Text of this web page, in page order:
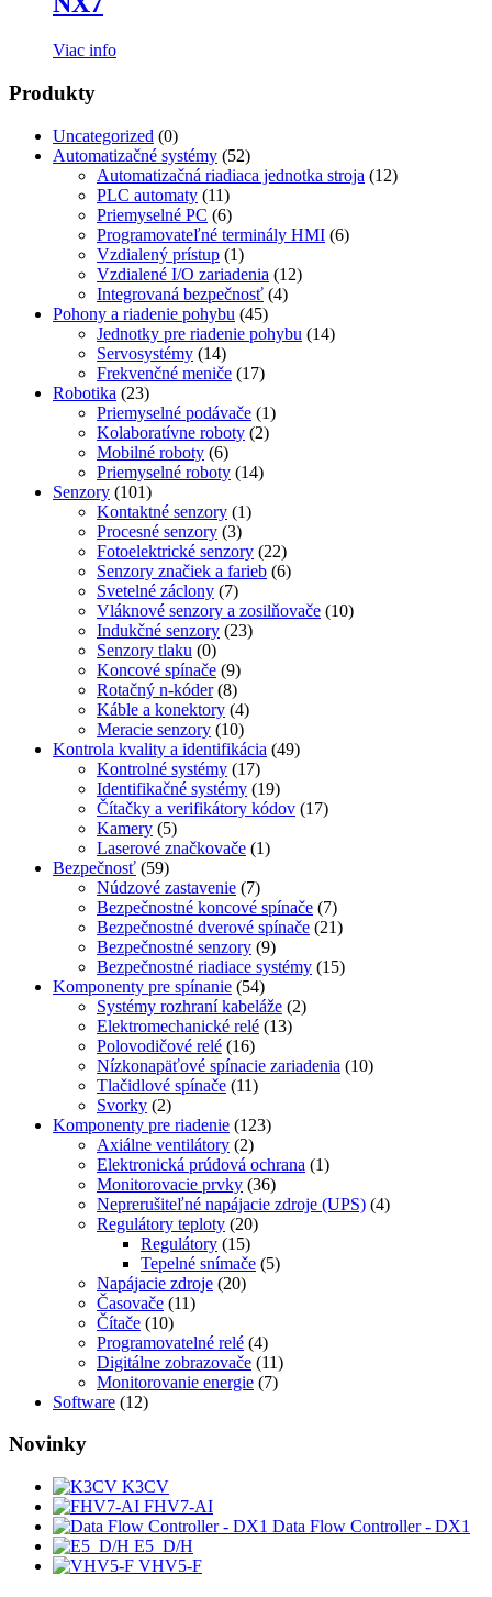
Viac info
Produkty
Uncategorized (0)
Automatizačné systémy (52)
Automatizačná riadiaca jednotka stroja (12)
PLC automaty (11)
Priemyselné PC (6)
Programovateľné terminály HMI (6)
Vzdialený prístup (1)
Vzdialené I/O zariadenia (12)
Integrovaná bezpečnosť (4)
Pohony a riadenie pohybu (45)
Jednotky pre riadenie pohybu (14)
Servosystémy (14)
Frekvenčné meniče (17)
Robotika (23)
Priemyselné podávače (1)
Kolaboratívne roboty (2)
Mobilné roboty (6)
Priemyselné roboty (14)
Senzory (101)
Kontaktné senzory (1)
Procesné senzory (3)
Fotoelektrické senzory (22)
Senzory značiek a farieb (6)
Svetelné záclony (7)
Vláknové senzory a zosilňovače (10)
Indukčné senzory (23)
Senzory tlaku (0)
Koncové spínače (9)
Rotačný n-kóder (8)
Káble a konektory (4)
Meracie senzory (10)
Kontrola kvality a identifikácia (49)
Kontrolné systémy (17)
Identifikačné systémy (19)
Čítačky a verifikátory kódov (17)
Kamery (5)
Laserové značkovače (1)
Bezpečnosť (59)
Núdzové zastavenie (7)
Bezpečnostné koncové spínače (7)
Bezpečnostné dverové spínače (21)
Bezpečnostné senzory (9)
Bezpečnostné riadiace systémy (15)
Komponenty pre spínanie (54)
Systémy rozhraní kabeláže (2)
Elektromechanické relé (13)
Polovodičové relé (16)
Nízkonapäťové spínacie zariadenia (10)
Tlačidlové spínače (11)
Svorky (2)
Komponenty pre riadenie (123)
Axiálne ventilátory (2)
Elektronická prúdová ochrana (1)
Monitorovacie prvky (36)
Neprerušiteľné napájacie zdroje (UPS) (4)
Regulátory teploty (20)
Regulátory (15)
Tepelné snímače (5)
Napájacie zdroje (20)
Časovače (11)
Čítače (10)
Programovatelné relé (4)
Digitálne zobrazovače (11)
Monitorovanie energie (7)
Software (12)
Novinky
K3CV
FHV7-AI
Data Flow Controller - DX1
E5_D/H
VHV5-F